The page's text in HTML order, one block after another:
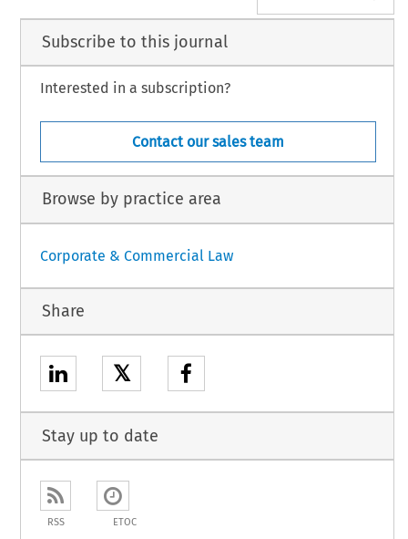
Subscribe to this journal
Interested in a subscription?
Contact our sales team
Browse by practice area
Corporate & Commercial Law
Share
𝕏
Stay up to date
RSS ETOC